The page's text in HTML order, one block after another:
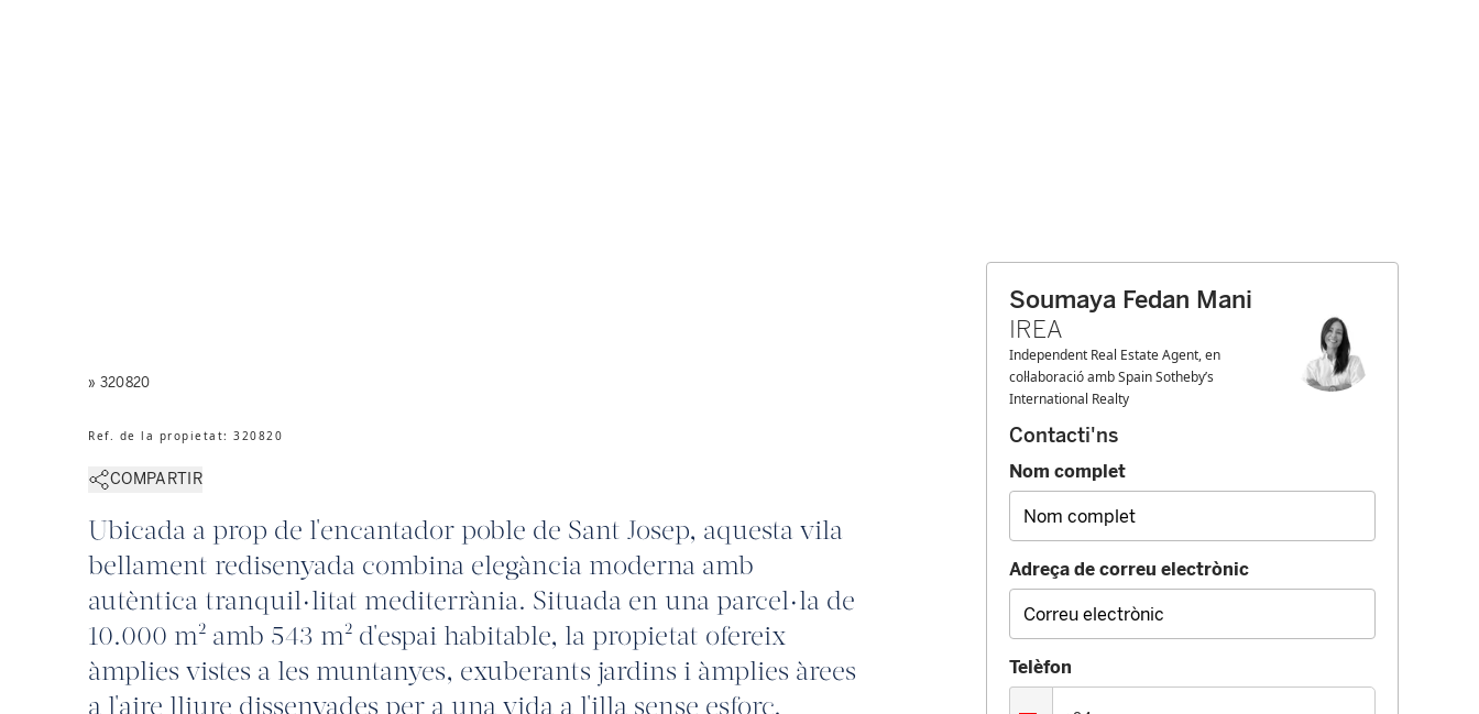
» 320820
Ref. de la propietat: 320820
COMPARTIR
Ubicada a prop de l'encantador poble de Sant Josep, aquesta vila
bellament redisenyada combina elegància moderna amb
autèntica tranquil·litat mediterrània. Situada en una parcel·la de
10.000 m² amb 543 m² d'espai habitable, la propietat ofereix
àmplies vistes a les muntanyes, exuberants jardins i àmplies àrees
a l'aire lliure dissenyades per a una vida a l'illa sense esforç.
Soumaya Fedan Mani
IREA
Independent Real Estate Agent, en
col·laboració amb Spain Sotheby’s
International Realty
Contacti'ns
Nom complet
Adreça de correu electrònic
Telèfon